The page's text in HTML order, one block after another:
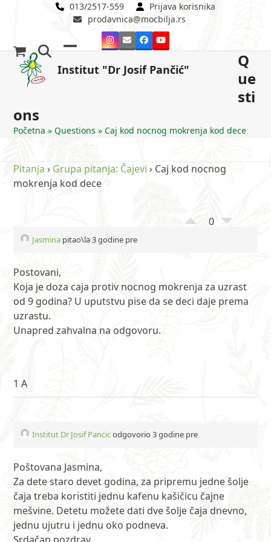
013/2517-559
Prijava korisnika
prodavnica@mocbilja.rs
Instagram
EmailFacebookYouTube
Institut "Dr Josif Pančić"
mobile
mobile
Q
ue
sti
ons
Početna »Questions »Caj kod nocnog mokrenja kod dece
Pitanja › Grupa pitanja: Čajevi › Caj kod nocnog
mokrenja kod dece
0
Jasmina pitao\la 3 godine pre
Postovani,
Koja je doza caja protiv nocnog mokrenja za uzrast
od 9 godina? U uputstvu pise da se deci daje prema
uzrastu.
Unapred zahvalna na odgovoru.
1 A
Institut Dr Josif Pancicodgovorio 3 godine pre
Poštovana Jasmina,
Za dete staro devet godina, za pripremu jedne šolje
čaja treba koristiti jednu kafenu kašičicu čajne
mešvine. Detetu možete dati dve šolje čaja dnevno,
jednu ujutru i jednu oko podneva.